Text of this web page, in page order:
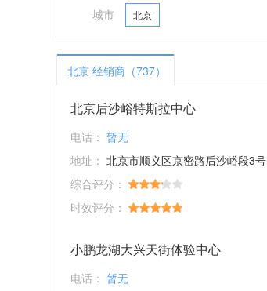
城市 北京
北京 经销商（737）
北京后沙峪特斯拉中心
电话： 暂无
地址： 北京市顺义区京密路后沙峪段3号
综合评分：
时效评分：
小鹏龙湖大兴天街体验中心
电话： 暂无